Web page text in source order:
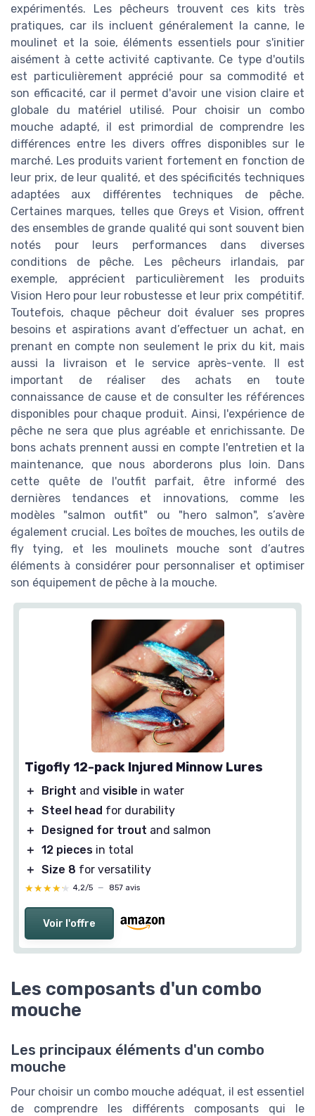
expérimentés. Les pêcheurs trouvent ces kits très
pratiques, car ils incluent généralement la canne, le
moulinet et la soie, éléments essentiels pour s'initier
aisément à cette activité captivante. Ce type d'outils
est particulièrement apprécié pour sa commodité et
son efficacité, car il permet d'avoir une vision claire et
globale du matériel utilisé. Pour choisir un combo
mouche adapté, il est primordial de comprendre les
différences entre les divers offres disponibles sur le
marché. Les produits varient fortement en fonction de
leur prix, de leur qualité, et des spécificités techniques
adaptées aux différentes techniques de pêche.
Certaines marques, telles que Greys et Vision, offrent
des ensembles de grande qualité qui sont souvent bien
notés pour leurs performances dans diverses
conditions de pêche. Les pêcheurs irlandais, par
exemple, apprécient particulièrement les produits
Vision Hero pour leur robustesse et leur prix compétitif.
Toutefois, chaque pêcheur doit évaluer ses propres
besoins et aspirations avant d’effectuer un achat, en
prenant en compte non seulement le prix du kit, mais
aussi la livraison et le service après-vente. Il est
important de réaliser des achats en toute
connaissance de cause et de consulter les références
disponibles pour chaque produit. Ainsi, l'expérience de
pêche ne sera que plus agréable et enrichissante. De
bons achats prennent aussi en compte l'entretien et la
maintenance, que nous aborderons plus loin. Dans
cette quête de l'outfit parfait, être informé des
dernières tendances et innovations, comme les
modèles "salmon outfit" ou "hero salmon", s’avère
également crucial. Les boîtes de mouches, les outils de
fly tying, et les moulinets mouche sont d’autres
éléments à considérer pour personnaliser et optimiser
son équipement de pêche à la mouche.
Tigofly 12-pack Injured Minnow Lures
＋ Bright and visible in water
＋ Steel head for durability
＋
Designed for trout and salmon
＋ 12 pieces in total
＋ Size 8 for versatility
★★★★★
★★★★★ 4,2/5 — 857 avis
Voir l'offre
Les composants d'un combo
mouche
Les principaux éléments d'un combo
mouche
Pour choisir un combo mouche adéquat, il est essentiel
de comprendre les différents composants qui le